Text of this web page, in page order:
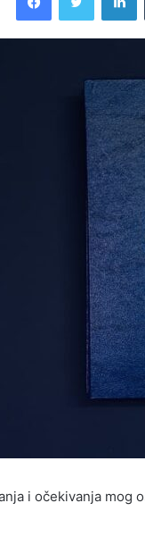
i očekivanja mog